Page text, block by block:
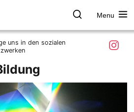
Menu
uns in den sozialen